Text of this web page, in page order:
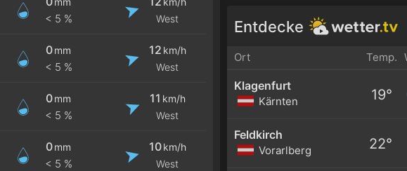
< 5 %
West
0mm
< 5 %
12 km/h
West
0mm
< 5 %
11 km/h
West
0mm
< 5 %
10 km/h
West
Entdecke
Ort Temp.
Klagenfurt
Kärnten 19°
Feldkirch
Vorarlberg 22°